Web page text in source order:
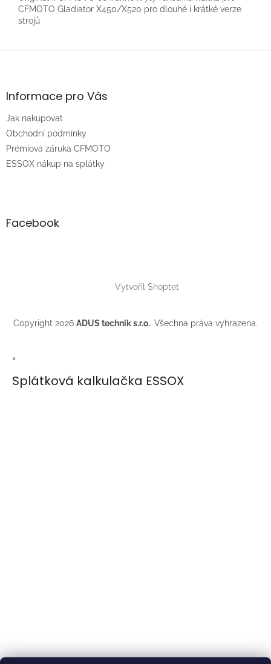
CFMOTO Gladiator X450/X520 pro dlouhé i krátké verze
strojů
Z
aInformace pro Vás
Jak nakupovat
Obchodní podmínky
Prémiová záruka CFMOTO
ESSOX nákup na splátky
Facebook
Vytvořil Shoptet
Copyright 2026 ADUS technik s.r.o.. Všechna práva vyhrazena.
×
Splátková kalkulačka ESSOX